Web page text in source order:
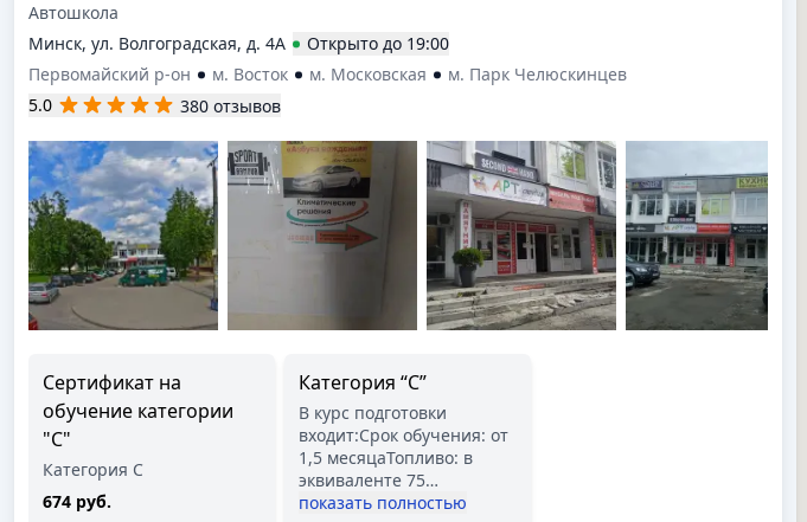
Автошкола
Минск, ул. Волгоградская, д. 4А
Открыто до 19:00
Первомайский р-он
м. Восток м. Московская
м. Парк Челюскинцев
5.0
380 отзывов
Сертификат на
обучение категории
"С"
Категория С
674 руб.
Категория “С”
В курс подготовки
входит:Срок обучения: от
1,5 месяцаТопливо: в
эквиваленте 75…
показать полностью